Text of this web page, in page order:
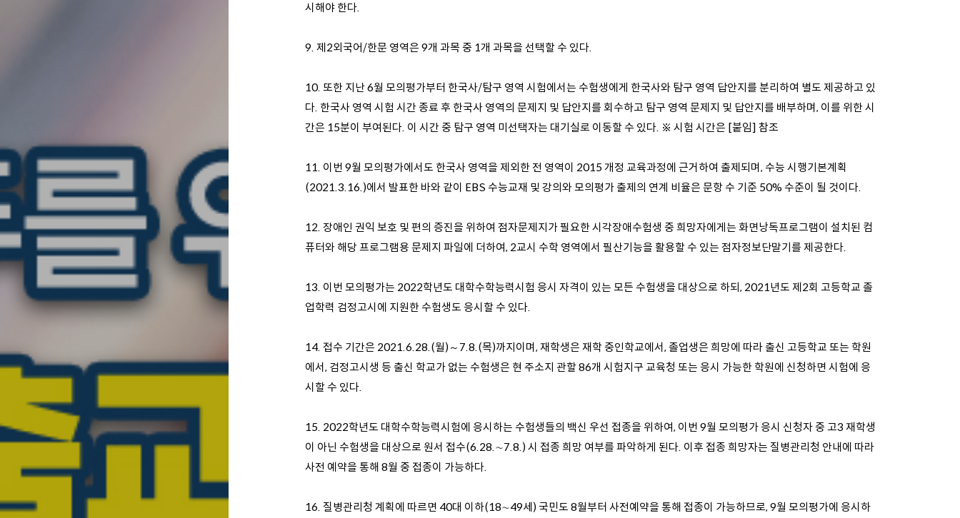
시해야 한다.
9. 제2외국어/한문 영역은 9개 과목 중 1개 과목을 선택할 수 있다.
10. 또한 지난 6월 모의평가부터 한국사/탐구 영역 시험에서는 수험생에게 한국사와 탐구 영역 답안지를 분리하여 별도 제공하고 있
다. 한국사 영역 시험 시간 종료 후 한국사 영역의 문제지 및 답안지를 회수하고 탐구 영역 문제지 및 답안지를 배부하며, 이를 위한 시
간은 15분이 부여된다. 이 시간 중 탐구 영역 미선택자는 대기실로 이동할 수 있다. ※ 시험 시간은 [붙임] 참조
11. 이번 9월 모의평가에서도 한국사 영역을 제외한 전 영역이 2015 개정 교육과정에 근거하여 출제되며, 수능 시행기본계획
(2021.3.16.)에서 발표한 바와 같이 EBS 수능교재 및 강의와 모의평가 출제의 연계 비율은 문항 수 기준 50% 수준이 될 것이다.
12. 장애인 권익 보호 및 편의 증진을 위하여 점자문제지가 필요한 시각장애수험생 중 희망자에게는 화면낭독프로그램이 설치된 컴
퓨터와 해당 프로그램용 문제지 파일에 더하여, 2교시 수학 영역에서 필산기능을 활용할 수 있는 점자정보단말기를 제공한다.
13. 이번 모의평가는 2022학년도 대학수학능력시험 응시 자격이 있는 모든 수험생을 대상으로 하되, 2021년도 제2회 고등학교 졸
업학력 검정고시에 지원한 수험생도 응시할 수 있다.
14. 접수 기간은 2021.6.28.(월)～7.8.(목)까지이며, 재학생은 재학 중인학교에서, 졸업생은 희망에 따라 출신 고등학교 또는 학원
에서, 검정고시생 등 출신 학교가 없는 수험생은 현 주소지 관할 86개 시험지구 교육청 또는 응시 가능한 학원에 신청하면 시험에 응
시할 수 있다.
15. 2022학년도 대학수학능력시험에 응시하는 수험생들의 백신 우선 접종을 위하여, 이번 9월 모의평가 응시 신청자 중 고3 재학생
이 아닌 수험생을 대상으로 원서 접수(6.28.∼7.8.) 시 접종 희망 여부를 파악하게 된다. 이후 접종 희망자는 질병관리청 안내에 따라
사전 예약을 통해 8월 중 접종이 가능하다.
16. 질병관리청 계획에 따르면 40대 이하(18∼49세) 국민도 8월부터 사전예약을 통해 접종이 가능하므로, 9월 모의평가에 응시하